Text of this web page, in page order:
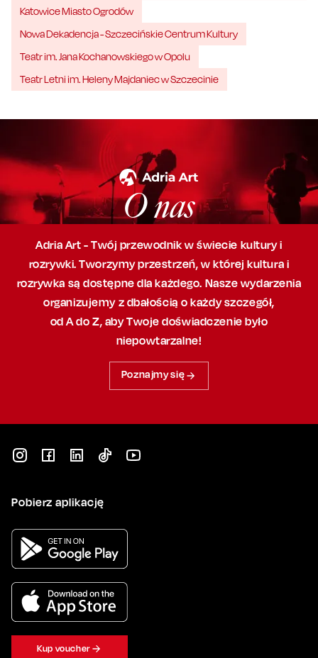
Katowice Miasto Ogrodów
Nowa Dekadencja - Szczecińskie Centrum Kultury
Teatr im. Jana Kochanowskiego w Opolu
Teatr Letni im. Heleny Majdaniec w Szczecinie
O nas
Adria Art - Twój przewodnik w świecie kultury i
rozrywki. Tworzymy przestrzeń,w której kultura i
rozrywka są dostępne dla każdego. Nasze wydarzenia
organizujemy z dbałością o każdy szczegół,
od A do Z, abyTwoje doświadczenie było
niepowtarzalne!
Poznajmy się
Pobierz aplikację
Kup voucher